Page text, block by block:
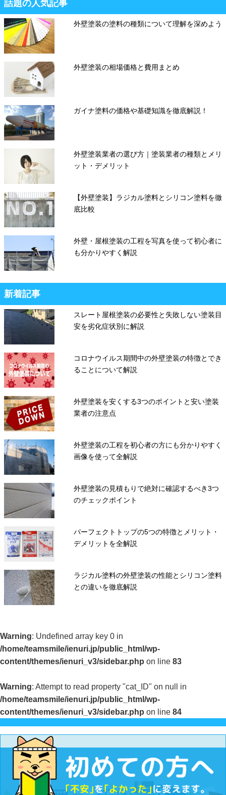
話題の人気記事
外壁塗装の塗料の種類について理解を深めよう
外壁塗装の相場価格と費用まとめ
ガイナ塗料の価格や基礎知識を徹底解説！
外壁塗装業者の選び方｜塗装業者の種類とメリ
ット・デメリット
【外壁塗装】ラジカル塗料とシリコン塗料を徹
底比較
外壁・屋根塗装の工程を写真を使って初心者に
も分かりやすく解説
新着記事
スレート屋根塗装の必要性と失敗しない塗装目
安を劣化症状別に解説
コロナウイルス期間中の外壁塗装の特徴とでき
ることについて解説
外壁塗装を安くする3つのポイントと安い塗装
業者の注意点
外壁塗装の工程を初心者の方にも分かりやすく
画像を使って全解説
外壁塗装の見積もりで絶対に確認するべき3つ
のチェックポイント
パーフェクトトップの5つの特徴とメリット・
デメリットを全解説
ラジカル塗料の外壁塗装の性能とシリコン塗料
との違いを徹底解説
Warning: Undefined array key 0 in
/home/teamsmile/ienuri.jp/public_html/wp-
content/themes/ienuri_v3/sidebar.php on line 83
Warning: Attempt to read property "cat_ID" on null in
/home/teamsmile/ienuri.jp/public_html/wp-
content/themes/ienuri_v3/sidebar.php on line 84